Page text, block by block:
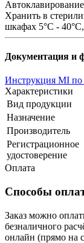
Хранить в
шкафах 5°С -
Документация и
Инструкция MI по
Характеристики
Вид продукции
Назначение
Производитель
Регистрационное
удостоверение
Оплата
Способы
Заказ можно
безналичного
онлайн (прямо на